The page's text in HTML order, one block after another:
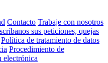
Contacto Trabaje con nosotros
sus peticiones, quejas
Política de tratamiento de datos
Procedimiento de
electrónica